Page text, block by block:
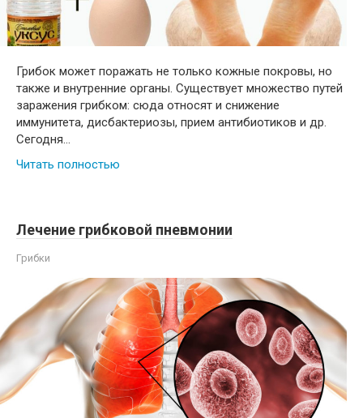
Грибок может поражать не только кожные покровы, но
также и внутренние органы. Существует множество путей
заражения грибком: сюда относят и снижение
иммунитета, дисбактериозы, прием антибиотиков и др.
Сегодня…
Читать полностью
Лечение грибковой пневмонии
Грибки